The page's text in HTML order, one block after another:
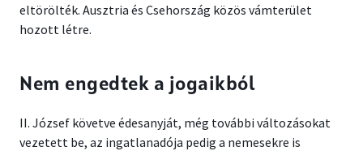
eltörölték. Ausztria és Csehország közös vámterület
hozott létre.
Nem engedtek a jogaikból
II. József követve édesanyját, még további változásokat
vezetett be, az ingatlanadója pedig a nemesekre is